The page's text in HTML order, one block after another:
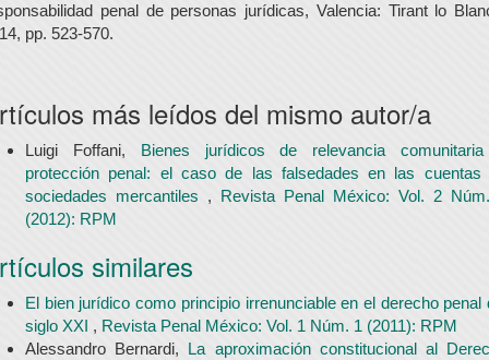
penal de personas jurídicas, Valencia: Tirant lo
pp. 523-570.
más leídos del mismo autor/a
Luigi Foffani, Bienes jurídicos de relevancia
protección penal: el caso de las falsedades en las cuentas
sociedades mercantiles , Revista Penal México: Vol. 2
(2012): RPM
similares
El bien jurídico como principio irrenunciable en el derecho penal
siglo XXI , Revista Penal México: Vol. 1 Núm. 1 (2011): RPM
Alessandro Bernardi, La aproximación constitucional al